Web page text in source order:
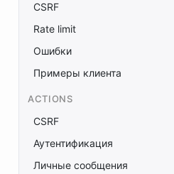
CSRF
Rate limit
Ошибки
Примеры клиента
ACTIONS
CSRF
Аутентификация
Личные сообщения